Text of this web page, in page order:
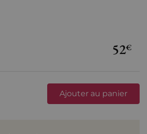
52€
Ajouter au panier